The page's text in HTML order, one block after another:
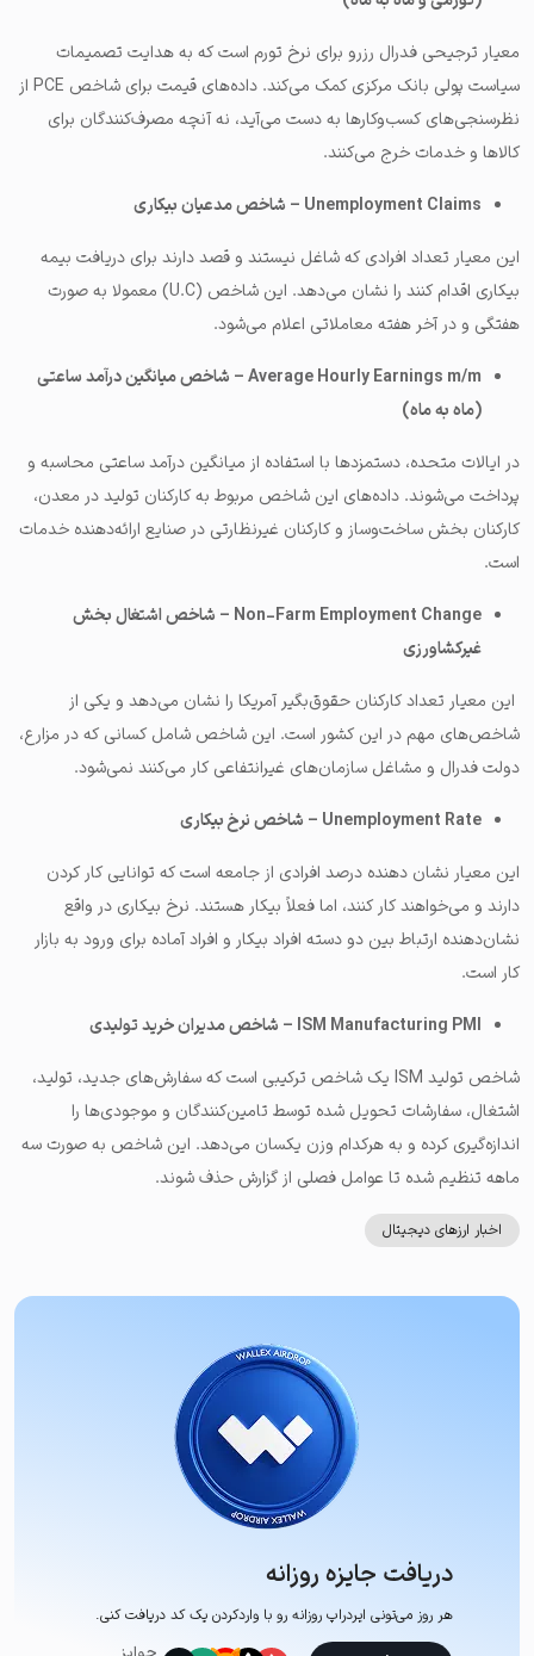
معیار ترجیحی فدرال رزرو برای نرخ تورم است که به هدایت تصمیمات
سیاست پولی بانک مرکزی کمک می‌کند. داده‌های قیمت برای شاخص PCE از
نظرسنجی‌های کسب‌وکارها به دست می‌آید، نه آنچه مصرف‌کنندگان برای
کالاها و خدمات خرج می‌کنند.
Unemployment Claims – شاخص مدعیان بیکاری
این معیار تعداد افرادی که شاغل نیستند و قصد دارند برای دریافت بیمه
بیکاری اقدام کنند را نشان می‌دهد. این شاخص (U.C) معمولا به صورت
هفتگی و در آخر هفته معاملاتی اعلام می‌شود.
Average Hourly Earnings m/m – شاخص میانگین درآمد ساعتی
(ماه به ماه)
در ایالات متحده، دستمزدها با استفاده از میانگین درآمد ساعتی محاسبه و
پرداخت می‌شوند. داده‌های این شاخص مربوط به کارکنان تولید در معدن،
کارکنان بخش ساخت‌وساز و کارکنان غیرنظارتی در صنایع ارائه‌دهنده خدمات
است.
Non-Farm Employment Change – شاخص اشتغال بخش
غیرکشاورزی
این معیار تعداد کارکنان حقوق‌بگیر آمریکا را نشان می‌دهد و یکی از
شاخص‌های مهم در این کشور است. این شاخص شامل کسانی که در مزارع،
دولت فدرال و مشاغل سازمان‌های غیرانتفاعی کار می‌کنند نمی‌شود.
Unemployment Rate – شاخص نرخ بیکاری
این معیار نشان دهنده درصد افرادی از جامعه است که توانایی کار کردن
دارند و می‌خواهند کار کنند، اما فعلاً بیکار هستند. نرخ بیکاری در واقع
نشان‌دهنده ارتباط بین دو دسته افراد بیکار و افراد آماده برای ورود به بازار
کار است.
ISM Manufacturing PMI – شاخص مدیران خرید تولیدی
شاخص تولید ISM یک شاخص ترکیبی است که سفارش‌های جدید، تولید،
اشتغال، سفارشات تحویل شده توسط تامین‌کنندگان و موجودی‌ها را
اندازه‌گیری کرده و به هرکدام وزن یکسان می‌دهد. این شاخص به صورت سه
ماهه تنظیم شده تا عوامل فصلی از گزارش حذف شوند.
اخبار ارزهای دیجیتال
دریافت جایزه روزانه
هر روز می‌تونی ایردراپ روزانه رو با وارد‌کردن یک کد دریافت کنی.